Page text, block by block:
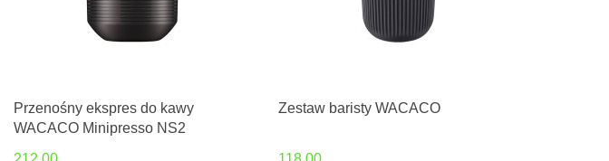
Przenośny ekspres do kawy
WACACO Minipresso NS2
Zestaw baristy WACACO